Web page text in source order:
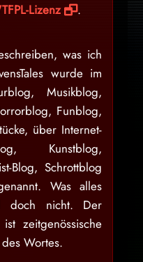
Lizenz .
was ich
wurde im
Musikblog,
Funblog,
über Internet-
Kunstblog,
Blog, Schrottblog
Was alles
doch nicht. Der
zeitgenössische
Wortes.